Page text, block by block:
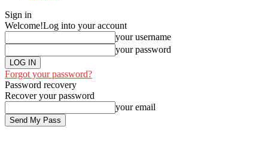
Sign in
Welcome!Log into your account
your username
your password
Forgot your password?
Password recovery
Recover your password
your email